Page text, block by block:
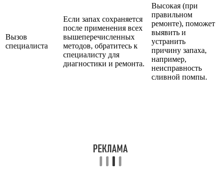
Вызов
специалиста
Если запах сохраняется
после применения всех
вышеперечисленных
методов, обратитесь к
специалисту для
диагностики и ремонта.
Высокая (при
правильном
ремонте), поможет
выявить и
устранить
причину запаха,
например,
неисправность
сливной помпы.